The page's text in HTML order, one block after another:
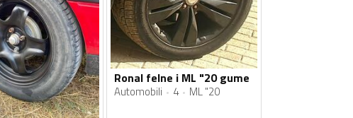
Ronal felne i ML "20 gume
Automobili 4 ML "20